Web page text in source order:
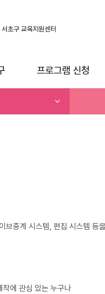
서초구교육지원센터
프로그램 신청
브중계 시스템, 편집 시스템
에 관심 있는 누구나